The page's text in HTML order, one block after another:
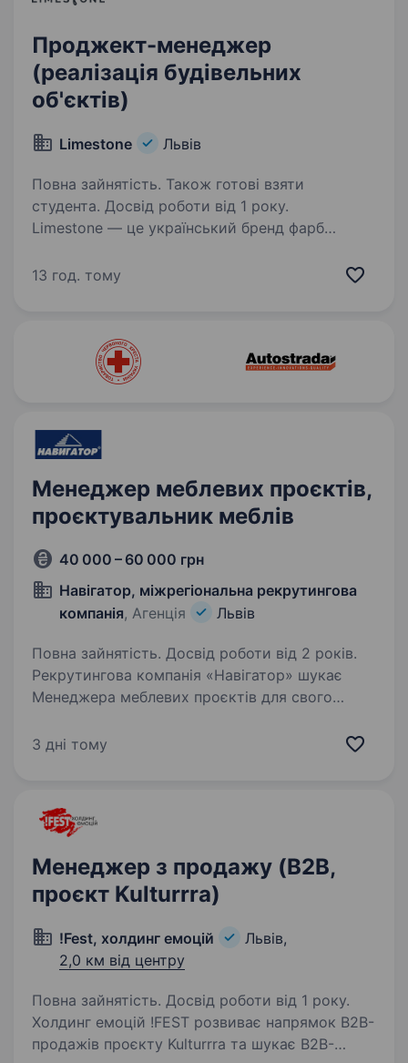
Проджект-менеджер
(реалізація будівельних
об'єктів)
Limestone Львів
Повна зайнятість. Також готові взяти
студента. Досвід роботи від 1 року.
Limestone — це український бренд фарб
річним досвідом. Ми маємо власну
стандартів і використовуємо…
13 год. тому
Менеджер меблевих проєктів,
проєктувальник меблів
40 000 – 60 000 грн
Навігатор, міжрегіональна рекрутингова
компанія, Агенція Львів
Повна зайнятість. Досвід роботи від 2 років.
Рекрутингова компанія «Навігатор» шукає
Менеджера меблевих проєктів для свого
сегменті та спеціалізується на реалізації
3 дні тому
Менеджер з продажу (B2B,
проєкт Kulturrra)
!Fest, холдинг емоцій
Львів,
2,0 км від центру
Повна зайнятість. Досвід роботи від 1 року.
Холдинг емоцій !FEST розвиває напрямок B2B-
продажів проєкту Kulturrra та шукає B2B-